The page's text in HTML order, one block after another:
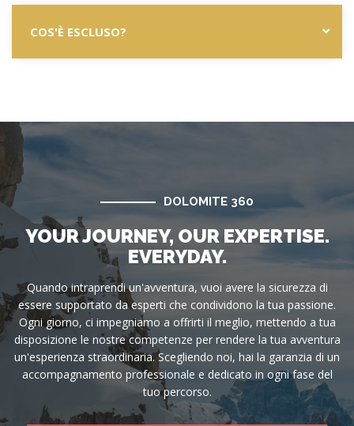
COS'È ESCLUSO?
DOLOMITE 360
YOUR JOURNEY, OUR EXPERTISE.
EVERYDAY.
Quando intraprendi un'avventura, vuoi avere la sicurezza di
essere supportato da esperti che condividono la tua passione.
Ogni giorno, ci impegniamo a offrirti il meglio, mettendo a tua
disposizione le nostre competenze per rendere la tua avventura
un'esperienza straordinaria. Scegliendo noi, hai la garanzia di un
accompagnamento professionale e dedicato in ogni fase del
tuo percorso.